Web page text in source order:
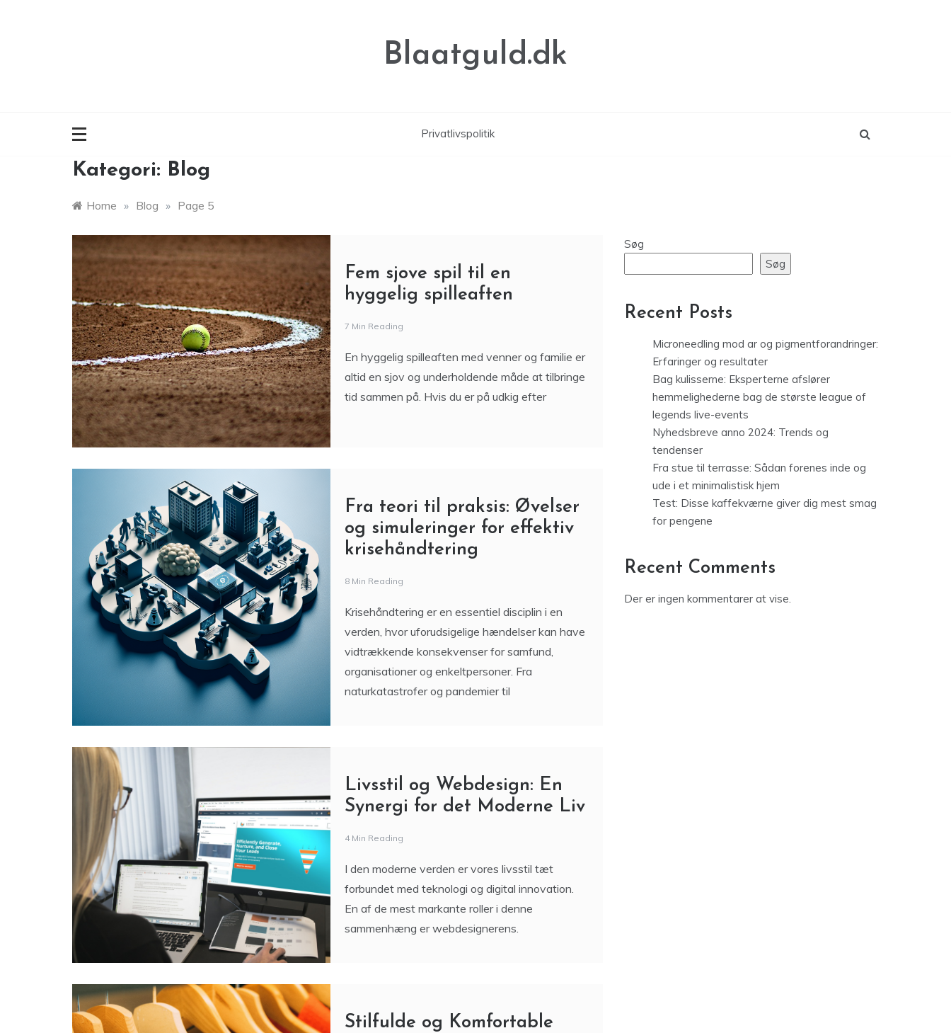
Blaatguld.dk
Privatlivspolitik
Kategori: Blog
Home » Blog » Page 5
Fem sjove spil til en
hyggelig spilleaften
7 Min Reading
En hyggelig spilleaften med venner og familie er
altid en sjov og underholdende måde at tilbringe
tid sammen på. Hvis du er på udkig efter
Fra teori til praksis: Øvelser
og simuleringer for effektiv
krisehåndtering
8 Min Reading
Krisehåndtering er en essentiel disciplin i en
verden, hvor uforudsigelige hændelser kan have
vidtrækkende konsekvenser for samfund,
organisationer og enkeltpersoner. Fra
naturkatastrofer og pandemier til
Livsstil og Webdesign: En
Synergi for det Moderne Liv
4 Min Reading
I den moderne verden er vores livsstil tæt
forbundet med teknologi og digital innovation.
En af de mest markante roller i denne
sammenhæng er webdesignerens.
Stilfulde og Komfortable
Søg
Søg
Recent Posts
Microneedling mod ar og pigmentforandringer:
Erfaringer og resultater
Bag kulisserne: Eksperterne afslører
hemmelighederne bag de største league of
legends live-events
Nyhedsbreve anno 2024: Trends og
tendenser
Fra stue til terrasse: Sådan forenes inde og
ude i et minimalistisk hjem
Test: Disse kaffekværne giver dig mest smag
for pengene
Recent Comments
Der er ingen kommentarer at vise.